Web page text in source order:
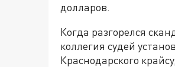
долларов.
Когда разгорелся
коллегия судей
Краснодарского